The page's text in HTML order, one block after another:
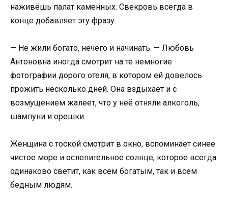
наживёшь палат каменных. Свекровь всегда в
конце добавляет эту фразу.
— Не жили богато, нечего и начинать. — Любовь
Антоновна иногда смотрит на те немногие
фотографии дорого отеля, в котором ей довелось
прожить несколько дней. Она вздыхает и с
возмущением жалеет, что у неё отняли алкоголь,
шампуни и орешки.
Женщина с тоской смотрит в окно, вспоминает синее
чистое море и ослепительное солнце, которое всегда
одинаково светит, как всем богатым, так и всем
бедным людям.